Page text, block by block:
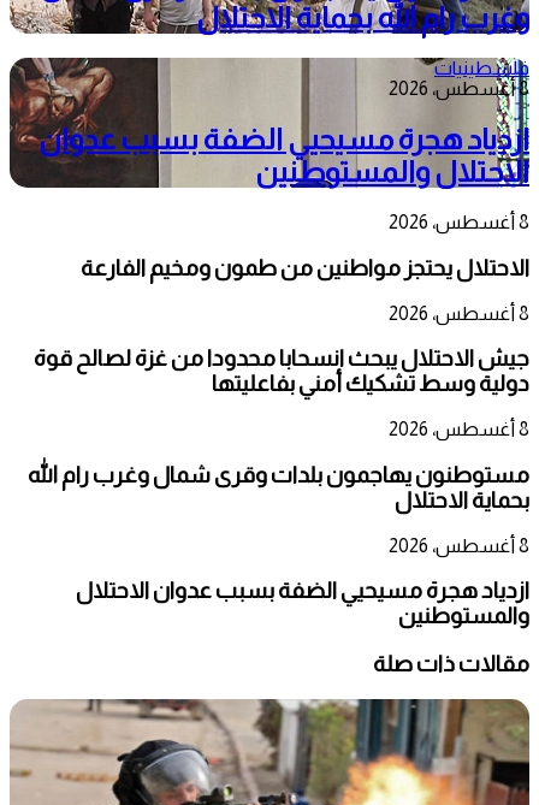
وغرب رام الله بحماية الاحتلال
فلسطينيات
8 أغسطس، 2026
ازدياد هجرة مسيحيي الضفة بسبب عدوان
الاحتلال والمستوطنين
8 أغسطس، 2026
الاحتلال يحتجز مواطنين من طمون ومخيم الفارعة
8 أغسطس، 2026
جيش الاحتلال يبحث انسحابا محدودا من غزة لصالح قوة
دولية وسط تشكيك أمني بفاعليتها
8 أغسطس، 2026
مستوطنون يهاجمون بلدات وقرى شمال وغرب رام الله
بحماية الاحتلال
8 أغسطس، 2026
ازدياد هجرة مسيحيي الضفة بسبب عدوان الاحتلال
والمستوطنين
مقالات ذات صلة